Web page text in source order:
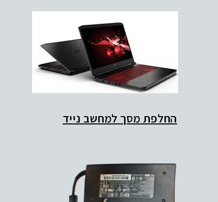
החלפת מסך למחשב נייד